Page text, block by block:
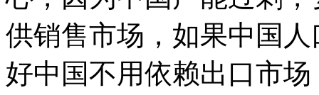
供销售市场，如果中国
好中国不用依赖出口市